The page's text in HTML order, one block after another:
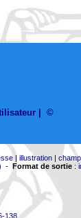
©
| illustration|
- Format de sortie:
138